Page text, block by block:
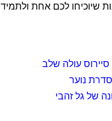
שיוכיחו לכם אחת
נוער